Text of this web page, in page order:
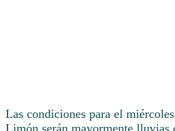
Las condiciones para el